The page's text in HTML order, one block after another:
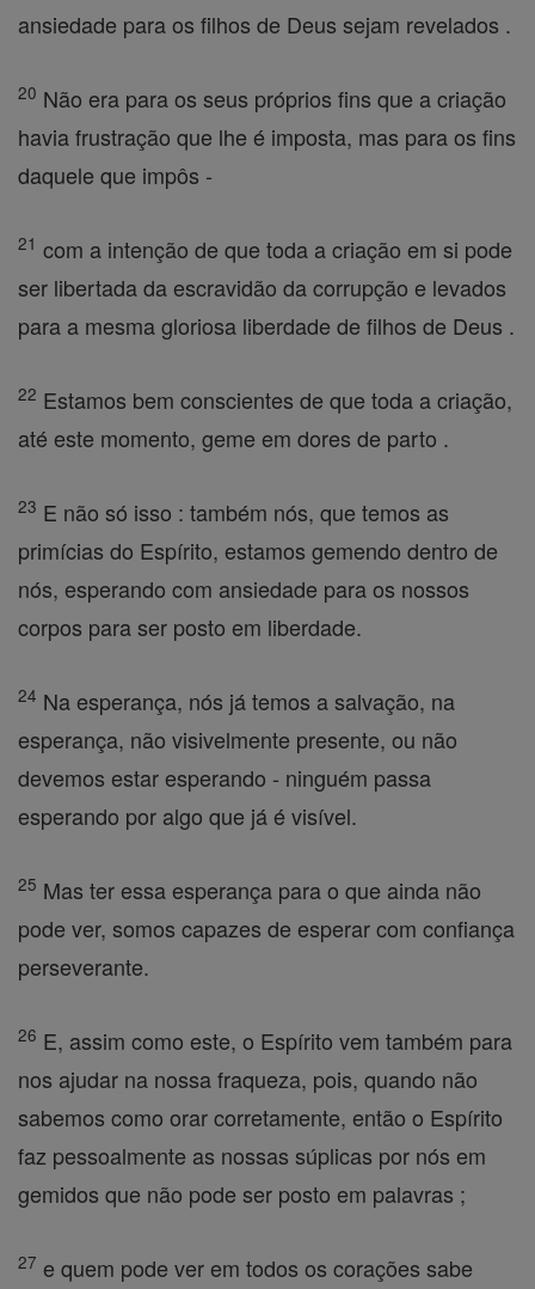
ansiedade para os filhos de Deus sejam revelados .
20 Não era para os seus próprios fins que a criação
havia frustração que lhe é imposta, mas para os fins
daquele que impôs -
21 com a intenção de que toda a criação em si pode
ser libertada da escravidão da corrupção e levados
para a mesma gloriosa liberdade de filhos de Deus .
22 Estamos bem conscientes de que toda a criação,
até este momento, geme em dores de parto .
23 E não só isso : também nós, que temos as
primícias do Espírito, estamos gemendo dentro de
nós, esperando com ansiedade para os nossos
corpos para ser posto em liberdade.
24 Na esperança, nós já temos a salvação, na
esperança, não visivelmente presente, ou não
devemos estar esperando - ninguém passa
esperando por algo que já é visível.
25 Mas ter essa esperança para o que ainda não
pode ver, somos capazes de esperar com confiança
perseverante.
26 E, assim como este, o Espírito vem também para
nos ajudar na nossa fraqueza, pois, quando não
sabemos como orar corretamente, então o Espírito
faz pessoalmente as nossas súplicas por nós em
gemidos que não pode ser posto em palavras ;
27 e quem pode ver em todos os corações sabe